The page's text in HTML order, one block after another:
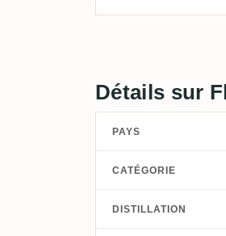
Détails sur
PAYS
CATÉGORIE
DISTILLATION